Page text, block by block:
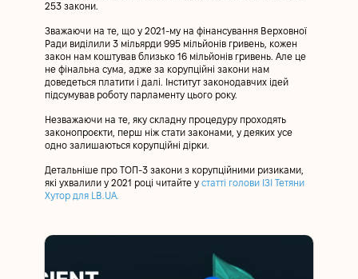
253 закони.
Зважаючи на те, що у 2021-му на фінансування Верховної
Ради виділили 3 мільярди 995 мільйонів гривень, кожен
закон нам коштував близько 16 мільйонів гривень. Але це
не фінальна сума, адже за корупційні закони нам
доведеться платити і далі. Інститут законодавчих ідей
підсумував роботу парламенту цього року.
Незважаючи на те, яку складну процедуру проходять
законопроєкти, перш ніж стати законами, у деяких усе
одно залишаються корупційні дірки.
Детальніше про ТОП-3 закони з корупційними ризиками,
які ухвалили у 2021 році читайте у статті голови ІЗІ Тетяни
Хутор для LB.UA.